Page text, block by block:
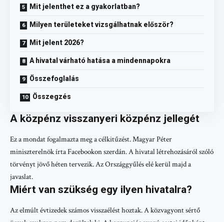
Mit jelenthet ez a gyakorlatban?
Milyen területeket vizsgálhatnak először?
Mit jelent 2026?
A hivatal várható hatása a mindennapokra
Összefoglalás
Összegzés
A közpénz visszanyeri közpénz jellegét
Ez a mondat fogalmazta meg a célkitűzést. Magyar Péter
miniszterelnök írta Facebookon szerdán. A hivatal létrehozásáról szóló
törvényt jövő héten tervezik. Az Országgyűlés elé kerül majd a
javaslat.
Miért van szükség egy ilyen hivatalra?
Az elmúlt évtizedek számos visszaélést hoztak. A közvagyont sértő